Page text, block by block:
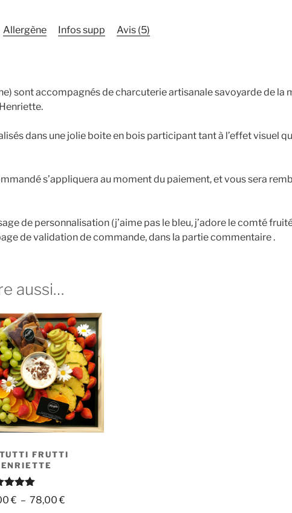
d'Henriette
Allergène Infos supp Avis (5)
sont accompagnés de charcuterie artisanale savoyarde de la
dans une jolie boite en bois participant tant à l’effet visuel
s’appliquera au moment du paiement, et vous sera
de personnalisation (j’aime pas le bleu, j’adore le comté
de validation de commande, dans la partie commentaire .
aussi…
FRUTTI
5.00
5 € – 78,00€Plage